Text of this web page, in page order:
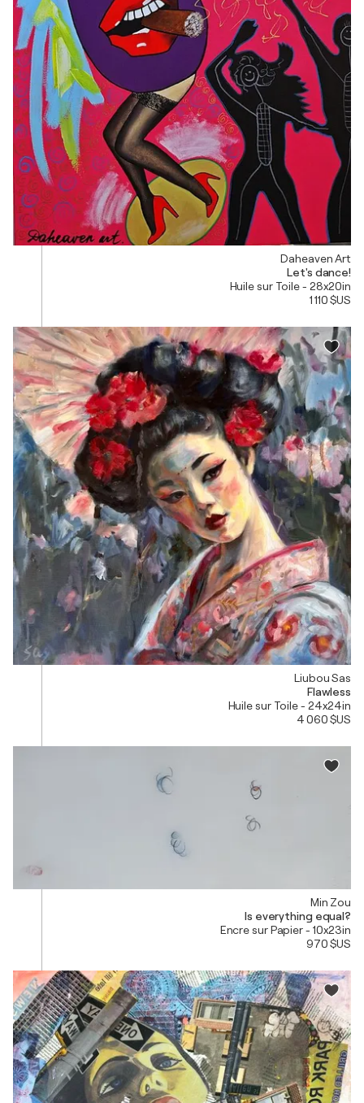
Daheaven Art
Let's dance!
Huile sur Toile - 28x20in
1 110 $US
Liubou Sas
Flawless
Huile sur Toile - 24x24in
4 060 $US
Min Zou
Is everything equal?
Encre sur Papier - 10x23in
970 $US